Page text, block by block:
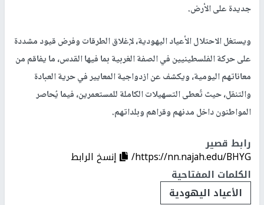
جديدة على الأرض.
ويستغل الاحتلال الأعياد اليهودية، لإغلاق الطرقات وفرض قيود مشددة
على حركة الفلسطينيين في الصفة الغربية بما فيها القدس، ما يفاقم من
معاناتهم اليومية، ويكشف عن ازدواجية المعايير في حرية العبادة
والتنقل، حيث تُعطى التسهيلات الكاملة للمستعمرين، فيما يُحاصر
المواطنون داخل مدنهم وقراهم وبلداتهم.
رابط قصير
https://nn.najah.edu/BHYG/
إنسخ الرابط
الكلمات المفتاحية
الأعياد اليهودية